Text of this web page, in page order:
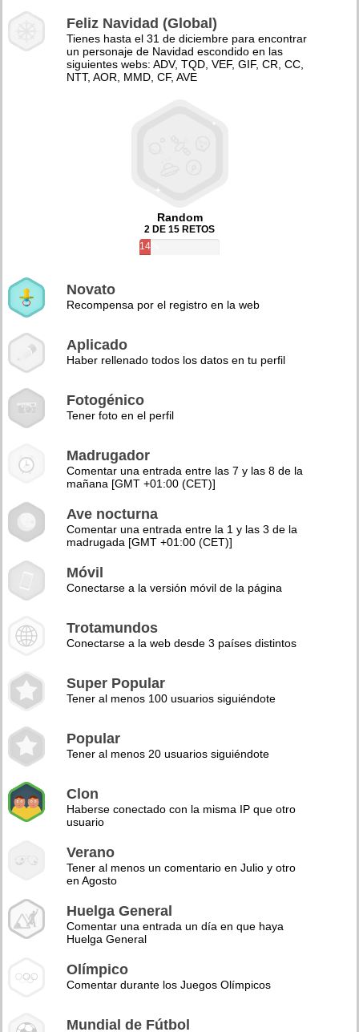
Feliz Navidad (Global)
Tienes hasta el 31 de diciembre para encontrar
un personaje de Navidad escondido en las
siguientes webs: ADV, TQD, VEF, GIF, CR, CC,
NTT, AOR, MMD, CF, AVE
Random
2 DE 15 RETOS
14%
Novato
Recompensa por el registro en la web
Aplicado
Haber rellenado todos los datos en tu perfil
Fotogénico
Tener foto en el perfil
Madrugador
Comentar una entrada entre las 7 y las 8 de la
mañana [GMT +01:00 (CET)]
Ave nocturna
Comentar una entrada entre la 1 y las 3 de la
madrugada [GMT +01:00 (CET)]
Móvil
Conectarse a la versión móvil de la página
Trotamundos
Conectarse a la web desde 3 países distintos
Super Popular
Tener al menos 100 usuarios siguiéndote
Popular
Tener al menos 20 usuarios siguiéndote
Clon
Haberse conectado con la misma IP que otro
usuario
Verano
Tener al menos un comentario en Julio y otro
en Agosto
Huelga General
Comentar una entrada un día en que haya
Huelga General
Olímpico
Comentar durante los Juegos Olímpicos
Mundial de Fútbol